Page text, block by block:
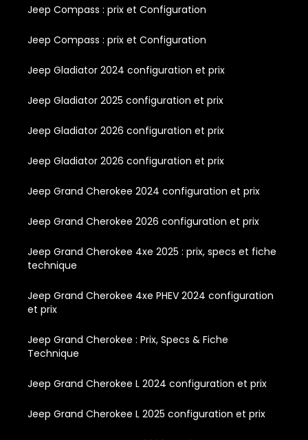
Jeep Compass : prix et Configuration
Jeep Compass : prix et Configuration
Jeep Gladiator 2024 configuration et prix
Jeep Gladiator 2025 configuration et prix
Jeep Gladiator 2026 configuration et prix
Jeep Gladiator 2026 configuration et prix
Jeep Grand Cherokee 2024 configuration et prix
Jeep Grand Cherokee 2026 configuration et prix
Jeep Grand Cherokee 4xe 2025 : prix, specs et fiche
technique
Jeep Grand Cherokee 4xe PHEV 2024 configuration
et prix
Jeep Grand Cherokee : Prix, Specs & Fiche
Technique
Jeep Grand Cherokee L 2024 configuration et prix
Jeep Grand Cherokee L 2025 configuration et prix